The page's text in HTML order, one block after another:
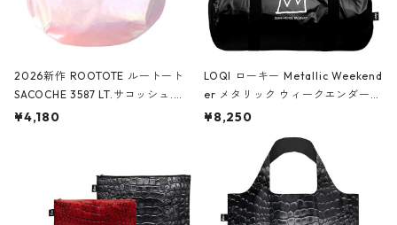
2026新作 ROOTOTE ルートート
SACOCHE 3587 LT.サコッシュ.ル
ミエ-B ショルダーバッグ グロスピ
¥4,180
LOQI ローキー Metallic Weekend
er メタリック ウィークエンダー
ボストンバッグ ショルダーバッグ
Black ジャン=ミッシェル・バスキ
ア/クラウン ブラック
¥8,250